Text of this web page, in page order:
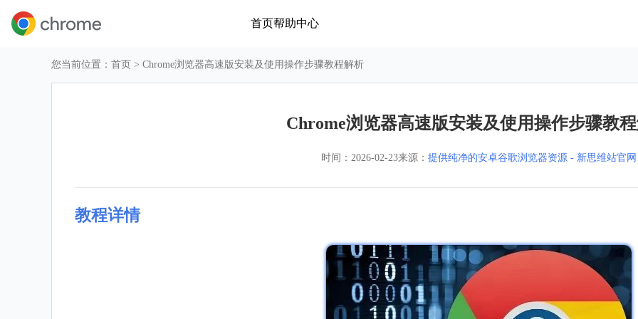
首页帮助中心
您当前位置： 首页 > Chrome浏览器高速版安装及使用操作步骤教程解析
Chrome浏览器高速版安装及使用操作步骤教
时间： 2026-02-23来源： 提供纯净的安卓谷歌浏览器资源 - 新思维站官网
教程详情